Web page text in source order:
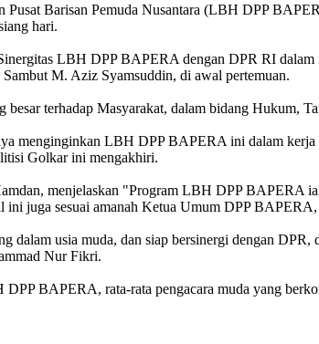
Pusat Barisan Pemuda Nusantara (LBH DPP
hari.
LBH DPP BAPERA dengan DPR RI
M. Aziz Syamsuddin, di awal pertemuan.
terhadap Masyarakat, dalam bidang Hukum,
menginginkan LBH DPP BAPERA ini dalam
Golkar ini mengakhiri.
menjelaskan "Program LBH DPP BAPERA
juga sesuai amanah Ketua Umum DPP
dalam usia muda, dan siap bersinergi dengan
Nur Fikri.
BAPERA, rata-rata pengacara muda yang